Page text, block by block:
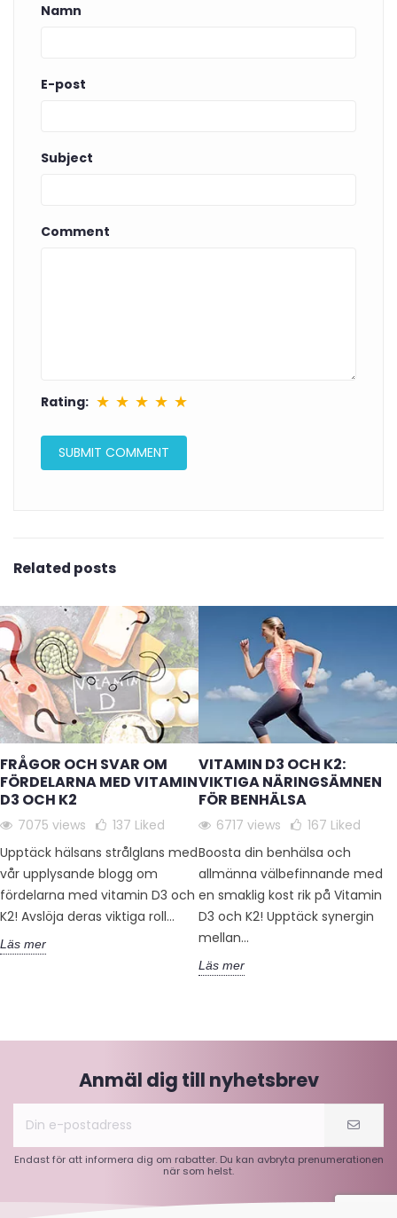
Namn
E-post
Subject
Comment
Rating: ★ ★ ★ ★ ★
Related posts
FRÅGOR OCH SVAR OM
FÖRDELARNA MED VITAMIN
D3 OCH K2
7075 views 137 Liked
Upptäck hälsans strålglans med
vår upplysande blogg om
fördelarna med vitamin D3 och
K2! Avslöja deras viktiga roll...
Läs mer
VITAMIN D3 OCH K2:
VIKTIGA NÄRINGSÄMNEN
FÖR BENHÄLSA
6717 views 167 Liked
Boosta din benhälsa och
allmänna välbefinnande med
en smaklig kost rik på Vitamin
D3 och K2! Upptäck synergin
mellan...
Läs mer
Anmäl dig till nyhetsbrev
Endast för att informera dig om rabatter. Du kan avbryta prenumerationen
när som helst.